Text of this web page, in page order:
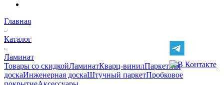
Главная
-
Каталог
-
Ламинат
Товары со скидкойЛаминатКварц-винилПаркетная
доскаИнженерная доскаШтучный паркетПробковое